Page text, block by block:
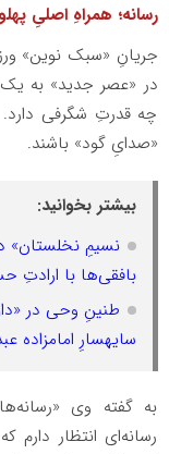
رسانه؛ همراهِ اصلیِ
جریانِ «سبک نوین»
در «عصر جدید» به یک
چه قدرتِ شگرفی
«صدایِ گود» باشند.
بیشتر بخوانید:
نسیمِ نخلستان»
بافقی‌ها با ارادتِ
طنینِ وحی در
سایهسارِ امامزاده
به گفته وی
رسانه‌ای انتظار